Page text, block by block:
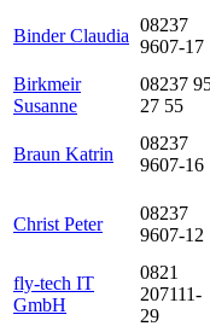
Binder Claudia
08237
9607-17
Birkmeir
Susanne
08237
27 55
Braun Katrin
08237
9607-16
Christ Peter
08237
9607-12
fly-tech IT
GmbH
0821
207111-
29